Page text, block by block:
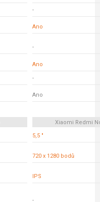
-
Ano
-
Ano
-
Ano
Xiaomi Redmi
5,5 "
720 x 1280 bodů
IPS
-